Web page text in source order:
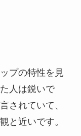
プの特性を見
人は鋭いで
されていて、
と近いです。